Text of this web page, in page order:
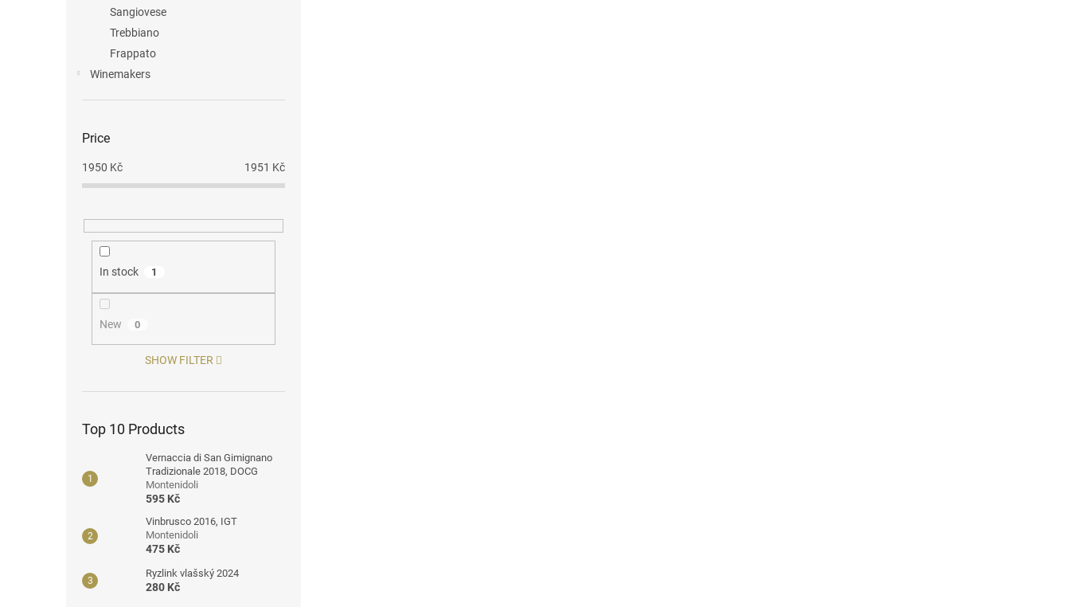
Sangiovese
Trebbiano
Frappato
Winemakers
Price
1950 Kč 1951 Kč
In stock 1
New 0
SHOW FILTER
Top 10 Products
Vernaccia di San Gimignano
Tradizionale 2018, DOCG
Montenidoli
595 Kč
Vinbrusco 2016, IGT
Montenidoli
475 Kč
Ryzlink vlašský 2024
280 Kč